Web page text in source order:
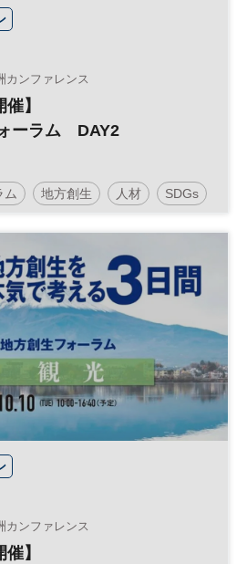
カンファレンス
】
ーラム DAY2
ム 地方創生 人材 SDGs
カンファレンス
】